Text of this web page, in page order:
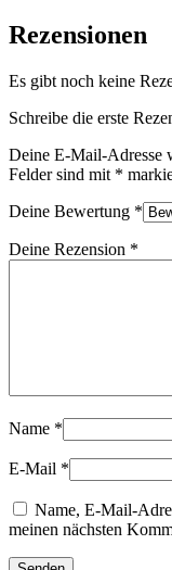
Rezensionen
Es gibt noch keine
Schreibe die erste
Deine E-Mail-Adresse
Felder sind mit *
Deine Bewertung *
Deine Rezension *
Name *
E-Mail *
Name, E-Mail-
meinen nächsten